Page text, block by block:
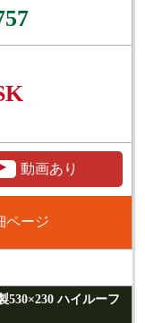
動画あり
ページ
ハイルーフ